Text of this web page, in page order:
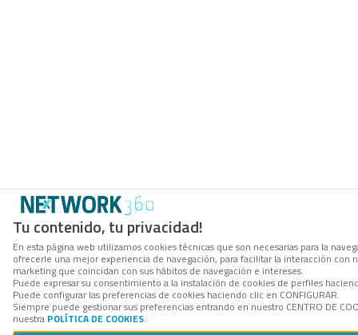
Tu contenido, tu privacidad!
En esta página web utilizamos cookies técnicas que son necesarias para la
ofrecerle una mejor experiencia de navegación, para facilitar la interacción
marketing que coincidan con sus hábitos de navegación e intereses.
Puede expresar su consentimiento a la instalación de cookies de perfiles
Puede configurar las preferencias de cookies haciendo clic en CONFIGURAR.
Siempre puede gestionar sus preferencias entrando en nuestro CENTRO DE
nuestra POLÍTICA DE COOKIES.